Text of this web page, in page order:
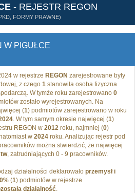
- REJESTR REGON
FORMY PRAWNE)
W PIGUŁCE
w rejestrze REGON zarejestrowane były
z czego 1 stanowiła osoba fizyczna
W tymże roku zarejestrowano 0
zostało wyrejestrowanych. Na
(1) podmiotów zarejestrowano w roku
. W tym samym okresie najwięcej (1)
REGON w 2012 roku, najmniej (0)
w 2024 roku. Analizując rejestr pod
można stwierdzić, że najwięcej
, zatrudniających 0 - 9 pracowników.
działalności deklarowało przemysł i
(1) podmiotów w rejestrze
działalność.